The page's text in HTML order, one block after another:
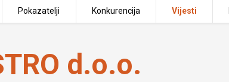
Pokazatelji Konkurencija Vijesti
d.o.o.